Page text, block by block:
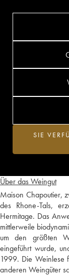
Über das Weingut
Maison Chapoutier,
des Rhone-Tals,
Hermitage. Das
mittlerweile
um den größten
eingeführt wurde,
1999. Die Weinlese
anderen Weingüter
SIE